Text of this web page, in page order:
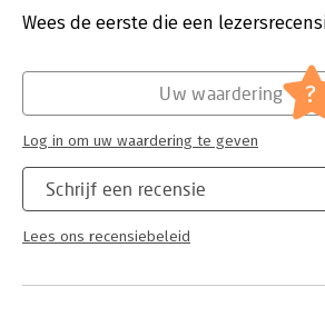
bruikbaar voor mensen die hier nog
weinig ervaring mee hebben, maar
goede inzichten.
Wees de eerste die een
Schrijf een recensie
Lees ons recensiebeleid
Uw waardering ?
Log in om uw waardering te geven